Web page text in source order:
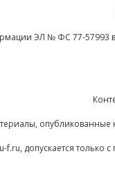
ЭЛ № ФС 77-
опубликованные
допускается